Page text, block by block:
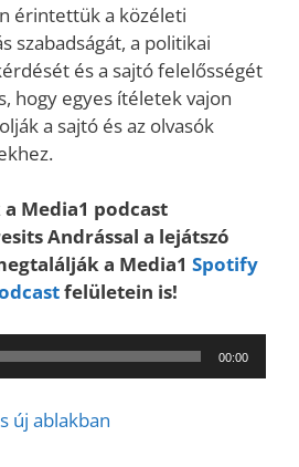
érintettük a közéleti
szabadságát, a politikai
és a sajtó felelősségét
hogy egyes ítéletek vajon
a sajtó és az olvasók
Media1 podcast
Andrással a lejátszó
a Media1 Spotify
felületein is!
00:00
új ablakban